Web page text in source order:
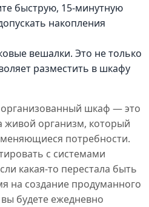
быструю, 15-минутную
накопления
вешалки. Это не только
разместить в шкафу
шкаф — это
живой организм, который
потребности.
с системами
какая-то перестала быть
на создание продуманного
будете ежедневно